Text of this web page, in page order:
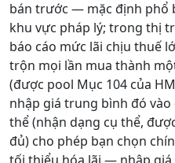
bán trước — mặc định phổ
khu vực pháp lý; trong thị
báo cáo mức lãi chịu thuế
trộn mọi lần mua thành
(được pool Mục 104 của
nhập giá trung bình đó vào
thể (nhận dạng cụ thể,
đủ) cho phép bạn chọn